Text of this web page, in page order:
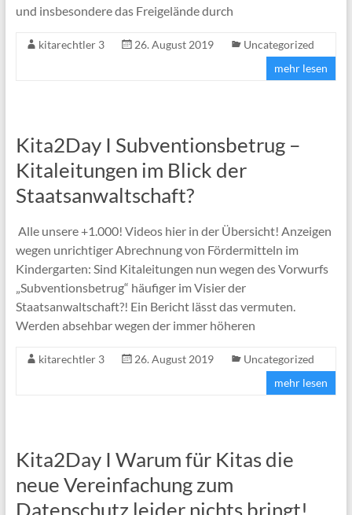
und insbesondere das Freigelände durch
kitarechtler 3 26. August 2019
Uncategorized
mehr lesen
Kita2Day I Subventionsbetrug –
Kitaleitungen im Blick der
Staatsanwaltschaft?
Alle unsere +1.000! Videos hier in der Übersicht! Anzeigen
wegen unrichtiger Abrechnung von Fördermitteln im
Kindergarten: Sind Kitaleitungen nun wegen des Vorwurfs
„Subventionsbetrug“ häufiger im Visier der
Staatsanwaltschaft?! Ein Bericht lässt das vermuten.
Werden absehbar wegen der immer höheren
kitarechtler 3 26. August 2019
Uncategorized
mehr lesen
Kita2Day I Warum für Kitas die
neue Vereinfachung zum
Datenschutz leider nichts bringt!